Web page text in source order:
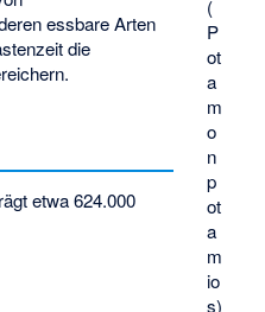
(
P
ot
a
m
o
n
p
ot
a
m
io
s)
essbare Arten
die
etwa 624.000